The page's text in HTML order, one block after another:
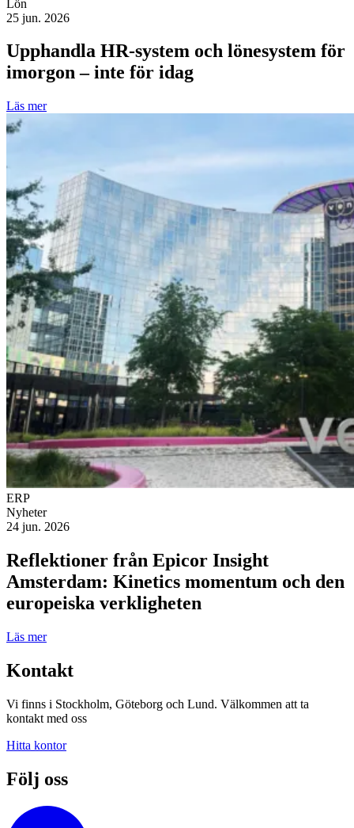
Lön
25 jun. 2026
Upphandla HR-system och lönesystem för
imorgon – inte för idag
Läs mer
ERP
Nyheter
24 jun. 2026
Reflektioner från Epicor Insight
Amsterdam: Kinetics momentum och den
europeiska verkligheten
Läs mer
Kontakt
Vi finns i Stockholm, Göteborg och Lund. Välkommen att ta
kontakt med oss
Hitta kontor
Följ oss